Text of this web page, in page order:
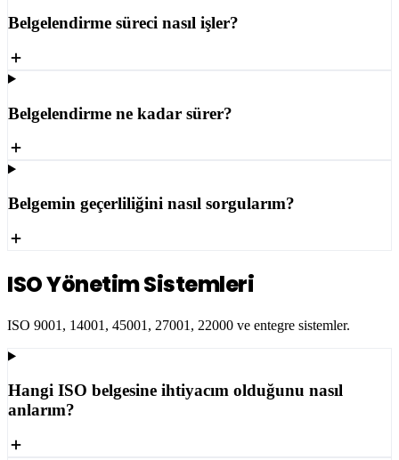
Belgelendirme süreci nasıl işler?
Belgelendirme ne kadar sürer?
Belgemin geçerliliğini nasıl sorgularım?
ISO Yönetim Sistemleri
ISO 9001, 14001, 45001, 27001, 22000 ve entegre sistemler.
Hangi ISO belgesine ihtiyacım olduğunu nasıl
anlarım?